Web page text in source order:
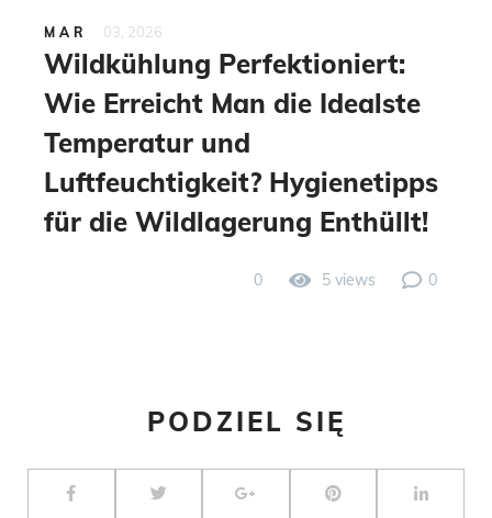
MAR 03, 2026
Wildkühlung Perfektioniert:
Wie Erreicht Man die Idealste
Temperatur und
Luftfeuchtigkeit? Hygienetipps
für die Wildlagerung Enthüllt!
0 5 views 0
PODZIEL SIĘ